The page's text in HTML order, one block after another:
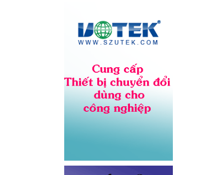
chịu tải 20A cho server và UPS
Giá: Liên hệ